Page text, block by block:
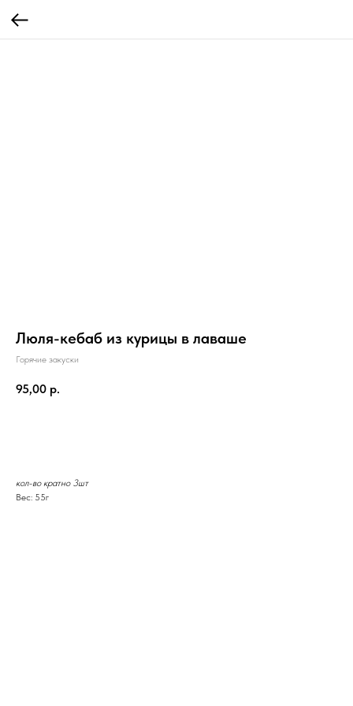
Люля-кебаб из курицы в лаваше
Горячие закуски
95,00 р.
кол-во кратно 3шт
Вес: 55г